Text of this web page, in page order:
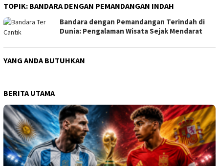
TOPIK: BANDARA DENGAN PEMANDANGAN INDAH
Bandara dengan Pemandangan Terindah di
Dunia: Pengalaman Wisata Sejak Mendarat
YANG ANDA BUTUHKAN
BERITA UTAMA